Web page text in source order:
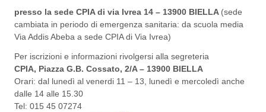
presso la sede CPIA di via Ivrea 14 – 13900 BIELLA (sede
cambiata in periodo di emergenza sanitaria: da scuola media
Via Addis Abeba a sede CPIA di Via Ivrea)
Per iscrizioni e informazioni rivolgersi alla segreteria
CPIA, Piazza G.B. Cossato, 2/A – 13900 BIELLA
Orari: dal lunedì al venerdi 11 – 13, lunedì e mercoledì anche
dalle 14 alle 15.30
Tel: 015 45 07274